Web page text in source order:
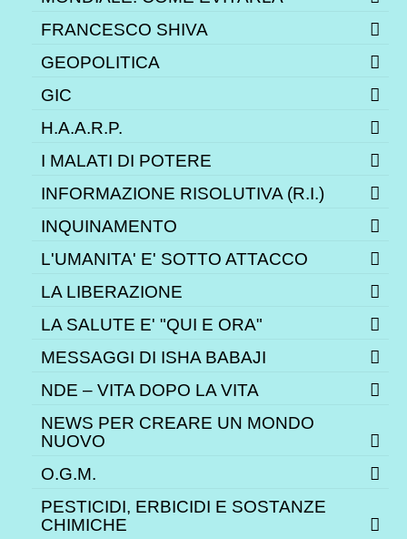
FRANCESCO SHIVA
GEOPOLITICA
GIC
H.A.A.R.P.
I MALATI DI POTERE
INFORMAZIONE RISOLUTIVA (R.I.)
INQUINAMENTO
L'UMANITA' E' SOTTO ATTACCO
LA LIBERAZIONE
LA SALUTE E' "QUI E ORA"
MESSAGGI DI ISHA BABAJI
NDE – VITA DOPO LA VITA
NEWS PER CREARE UN MONDO
NUOVO
O.G.M.
PESTICIDI, ERBICIDI E SOSTANZE
CHIMICHE